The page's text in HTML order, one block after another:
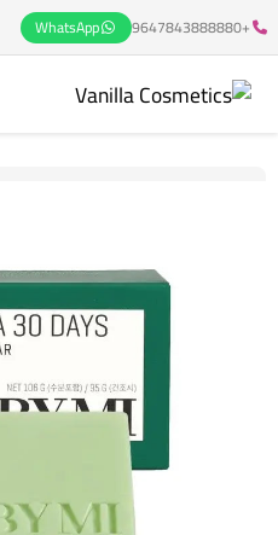
+9647843888880
WhatsApp